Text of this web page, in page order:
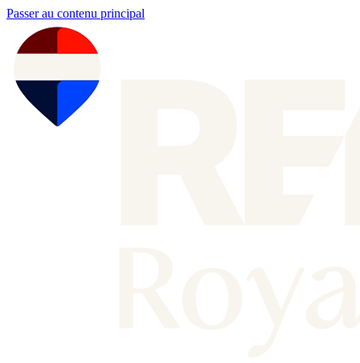
Passer au contenu principal